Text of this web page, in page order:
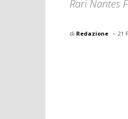
Rari Nantes
di Redazione - 21